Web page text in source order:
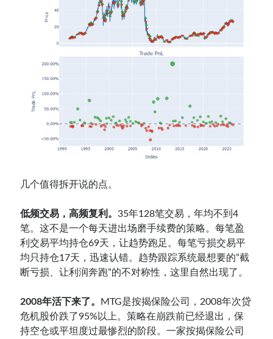
几个值得拆开说的点。
低频交易，高频复利。35年128笔交易，年均不到4
笔。这不是一个每天进出场磨手续费的策略。每笔盈
利交易平均持仓69天，让趋势跑足。每笔亏损交易平
均只持仓17天，迅速认错。趋势跟踪系统最想要的”截
断亏损、让利润奔跑”的不对称性，这里自然出现了。
2008年活下来了。
MTG是按揭保险公司，2008年次贷
危机股价跌了95%以上。策略在崩跌前已经退出，保
持空仓或平坦度过最惨烈的阶段。一家按揭保险公司